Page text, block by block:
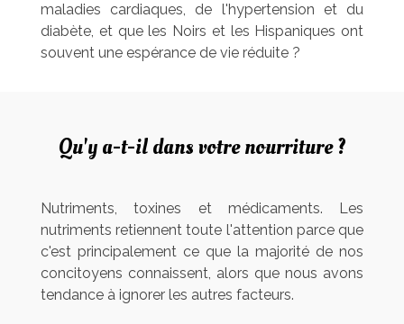
maladies cardiaques, de l'hypertension et du
diabète, et que les Noirs et les Hispaniques ont
souvent une espérance de vie réduite ?
Qu'y a-t-il dans votre nourriture ?
Nutriments, toxines et médicaments. Les
nutriments retiennent toute l'attention parce que
c'est principalement ce que la majorité de nos
concitoyens connaissent, alors que nous avons
tendance à ignorer les autres facteurs.